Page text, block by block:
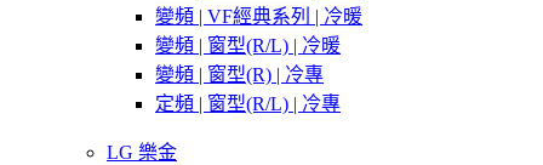
變頻 | VF經典系列 | 冷暖
變頻 | 窗型(R/L) | 冷暖
變頻 | 窗型(R) | 冷專
定頻 | 窗型(R/L) | 冷專
LG 樂金